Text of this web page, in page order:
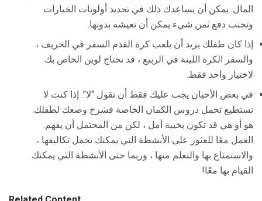
المال. يمكن أن يساعدك ذلك في تحديد أولويات الخيارات
وتجنب دفع ثمن شيء يمكن أن تعيشه بدونها.
إذا كان طفلك يريد أن يلعب كرة القدم السفر في الخريف ،
والسفر الكرة اللينة في الربيع ، قد تحتاج لوين الخاص بك
لاختيار واحد فقط.
في بعض الأحيان يجب عليك فقط أن تقول "لا". إذا كنت لا
تستطيع تحمل دروس الكمان الخاصة فشرح وضعك لطفلك.
هو أو هي قد تكون بخيبة أمل ، لكن من المحتمل أن يفهم.
العمل معًا للعثور على الأنشطة التي يمكنك تحمل تكاليفها ،
والاستمتاع بها والتعلم منها ، وربما حتى الأنشطة التي يمكنك
القيام بها معًا!